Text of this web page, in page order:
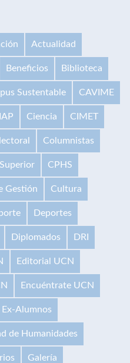
Actualidad
Beneficios Biblioteca
Sustentable CAVIME
Ciencia CIMET
Columnistas
CPHS
Gestión Cultura
Deportes
Diplomados DRI
Editorial UCN
Encuéntrate UCN
Ex-Alumnos
de Humanidades
Galería